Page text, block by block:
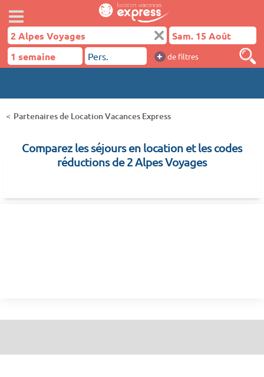
+ de filtres
Partenaires de Location Vacances Express
Comparez les séjours en location et les codes
réductions de 2 Alpes Voyages